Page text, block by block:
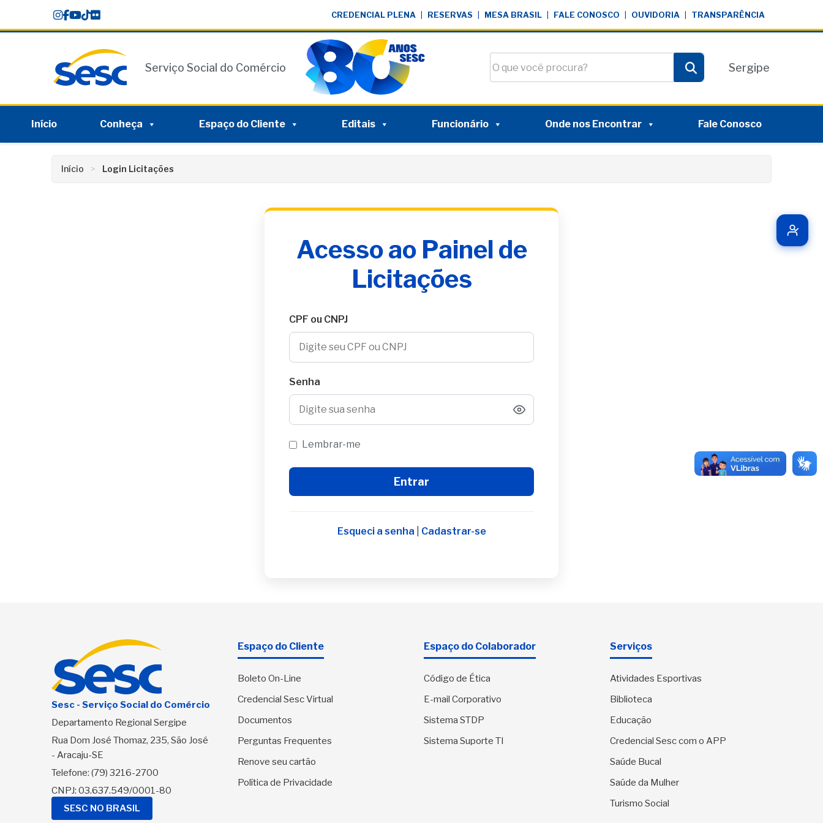
content
CREDENCIAL PLENA RESERVAS MESA BRASIL FALE CONOSCO OUVIDORIA TRANSPARÊNCIA
Serviço Social do Comércio
Pesquisar
Sergipe
Início Conheça Espaço do Cliente Editais Funcionário Onde nos Encontrar Fale Conosco
Início Login Licitações
Acesso ao Painel de
Licitações
CPF ou CNPJ
Senha
Lembrar-me
Esqueci a senha Cadastrar-se
Sesc - Serviço Social do Comércio
Departamento Regional Sergipe
Rua Dom José Thomaz, 235, São José
- Aracaju-SE
Telefone: (79) 3216-2700
CNPJ: 03.637.549/0001-80
SESC NO BRASIL
Espaço do Cliente
Boleto On-Line
Credencial Sesc Virtual
Documentos
Perguntas Frequentes
Renove seu cartão
Política de Privacidade
Espaço do Colaborador
Código de Ética
E-mail Corporativo
Sistema STDP
Sistema Suporte TI
Serviços
Atividades Esportivas
Biblioteca
Educação
Credencial Sesc com o APP
Saúde Bucal
Saúde da Mulher
Turismo Social